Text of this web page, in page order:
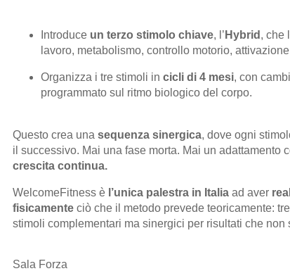
Introduce un terzo stimolo chiave, l’ Hybrid , che
lavoro, metabolismo, controllo motorio,
Organizza i tre stimoli in cicli di 4 mesi, con
programmato sul ritmo biologico del corpo.
Questo crea una sequenza sinergica, dove ogni
il successivo. Mai una fase morta. Mai un adattamento
crescita continua.
WelcomeFitness è l’unica palestra in Italia ad aver
fisicamente ciò che il metodo prevede teoricamente:
stimoli complementari ma sinergici per risultati che non
Sala Forza